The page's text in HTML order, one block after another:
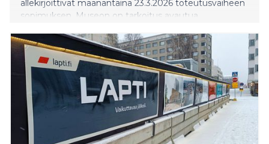
allekirjoittivat maanantaina 23.3.2026 toteutusvaiheen
sopimuksen. Museon on tarkoitus avautua